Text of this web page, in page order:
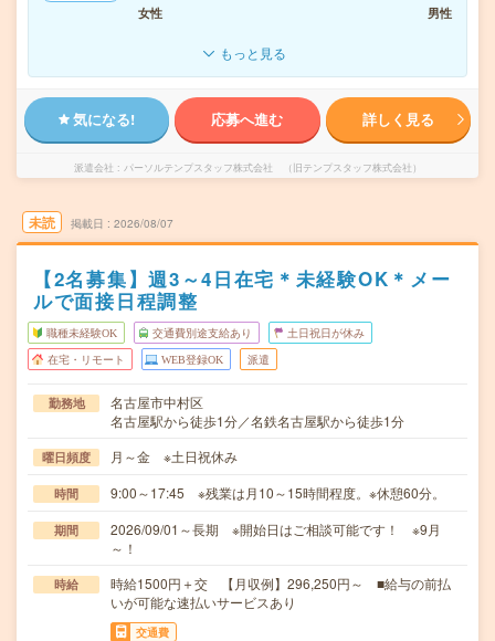
女性
男性
もっと見る
気になる! 応募へ進む 詳しく見る
派遣会社 パーソルテンプスタッフ株式会社 （旧テンプスタッフ株式会社）
未読 掲載日 2026/08/07
【2名募集】週3～4日在宅＊未経験OK＊メー
ルで面接日程調整
職種未経験OK 交通費別途支給あり 土日祝日が休み
在宅・リモート WEB登録OK 派遣
勤務地
名古屋市中村区
名古屋駅から徒歩1分／名鉄名古屋駅から徒歩1分
曜日頻度 月～金 ※土日祝休み
時間 9:00～17:45 ※残業は月10～15時間程度。※休憩60分。
期間
2026/09/01～長期 ※開始日はご相談可能です！ ※9月
～！
時給
時給1500円＋交 【月収例】296,250円～ ■給与の前払
いが可能な速払いサービスあり
交通費